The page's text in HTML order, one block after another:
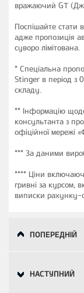
вражаючий GT
Поспішайте стати
адже пропозиція
суворо лімітована.
* Спеціальна
Stinger в період з
складу.
** Інформацію
консультанта з
офіційної
*** За даними
**** Ціни
гривні за курсом,
виписки рахунку-
ПОПЕРЕДНІЙ
НАСТУПНИЙ